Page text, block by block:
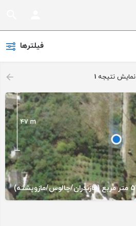
فیلترها
نمایش نتیجه 1